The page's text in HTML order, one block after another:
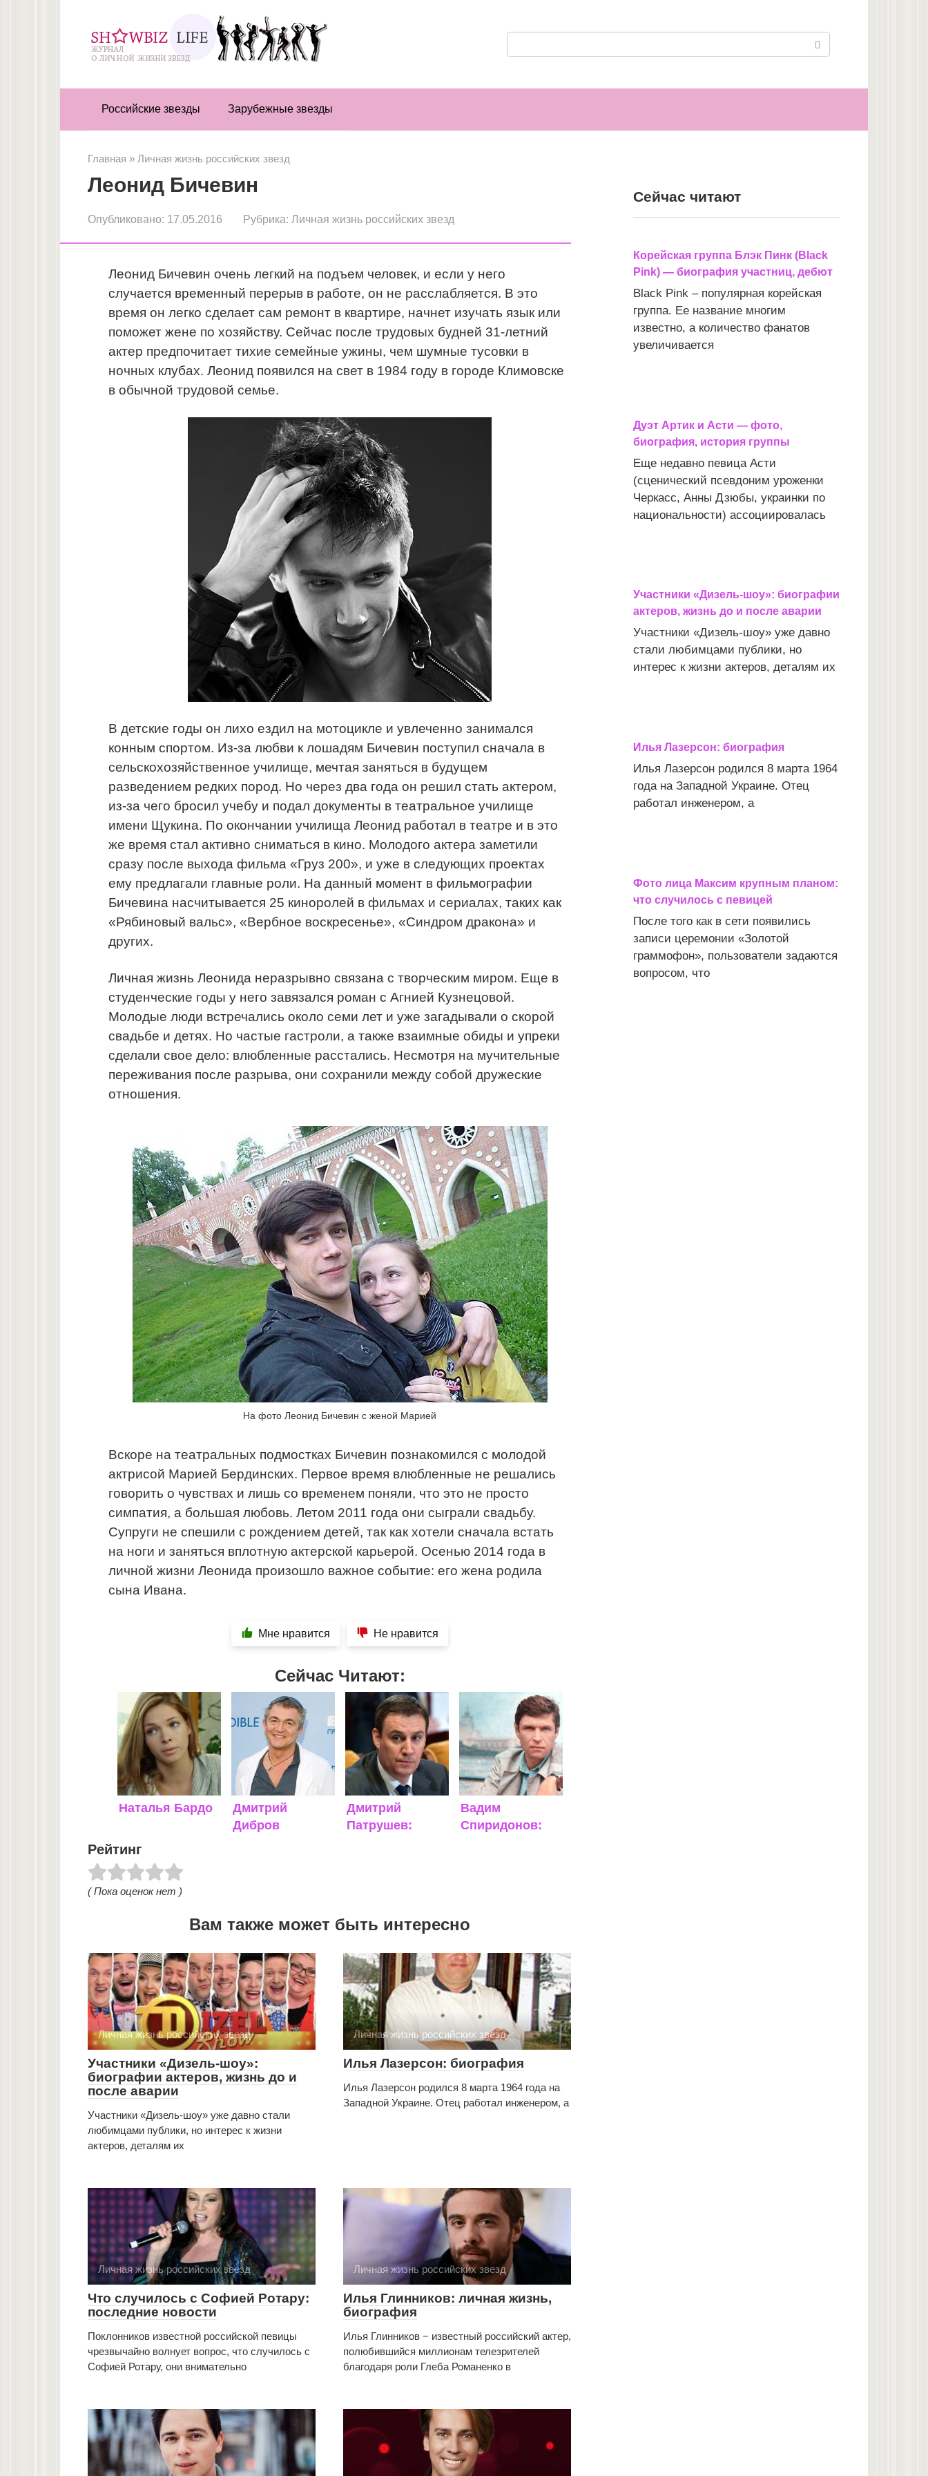
Российские звезды Зарубежные звезды
Главная » Личная жизнь российских звезд
Леонид Бичевин
Опубликовано: 17.05.2016 Рубрика: Личная жизнь российских звезд
Леонид Бичевин очень легкий на подъем человек, и если у него
случается временный перерыв в работе, он не расслабляется. В это
время он легко сделает сам ремонт в квартире, начнет изучать язык или
поможет жене по хозяйству. Сейчас после трудовых будней 31-летний
актер предпочитает тихие семейные ужины, чем шумные тусовки в
ночных клубах. Леонид появился на свет в 1984 году в городе Климовске
в обычной трудовой семье.
В детские годы он лихо ездил на мотоцикле и увлеченно занимался
конным спортом. Из-за любви к лошадям Бичевин поступил сначала в
сельскохозяйственное училище, мечтая заняться в будущем
разведением редких пород. Но через два года он решил стать актером,
из-за чего бросил учебу и подал документы в театральное училище
имени Щукина. По окончании училища Леонид работал в театре и в это
же время стал активно сниматься в кино. Молодого актера заметили
сразу после выхода фильма «Груз 200», и уже в следующих проектах
ему предлагали главные роли. На данный момент в фильмографии
Бичевина насчитывается 25 киноролей в фильмах и сериалах, таких как
«Рябиновый вальс», «Вербное воскресенье», «Синдром дракона» и
других.
Личная жизнь Леонида неразрывно связана с творческим миром. Еще в
студенческие годы у него завязался роман с Агнией Кузнецовой.
Молодые люди встречались около семи лет и уже загадывали о скорой
свадьбе и детях. Но частые гастроли, а также взаимные обиды и упреки
сделали свое дело: влюбленные расстались. Несмотря на мучительные
переживания после разрыва, они сохранили между собой дружеские
отношения.
На фото Леонид Бичевин с женой Марией
Вскоре на театральных подмостках Бичевин познакомился с молодой
актрисой Марией Бердинских. Первое время влюбленные не решались
говорить о чувствах и лишь со временем поняли, что это не просто
симпатия, а большая любовь. Летом 2011 года они сыграли свадьбу.
Супруги не спешили с рождением детей, так как хотели сначала встать
на ноги и заняться вплотную актерской карьерой. Осенью 2014 года в
личной жизни Леонида произошло важное событие: его жена родила
сына Ивана.
Мне нравится Не нравится
Сейчас Читают:
Наталья Бардо
Дмитрий
Дибров
Дмитрий
Патрушев:
Вадим
Спиридонов:
Рейтинг
( Пока оценок нет )
Вам также может быть интересно
Личная жизнь российских звезд
Участники «Дизель-шоу»:
биографии актеров, жизнь до и
после аварии
Участники «Дизель-шоу» уже давно стали
любимцами публики, но интерес к жизни
актеров, деталям их
Личная жизнь российских звезд
Илья Лазерсон: биография
Илья Лазерсон родился 8 марта 1964 года на
Западной Украине. Отец работал инженером, а
Личная жизнь российских звезд
Что случилось с Софией Ротару:
последние новости
Поклонников известной российской певицы
чрезвычайно волнует вопрос, что случилось с
Софией Ротару, они внимательно
Личная жизнь российских звезд
Илья Глинников: личная жизнь,
биография
Илья Глинников − известный российский актер,
полюбившийся миллионам телезрителей
благодаря роли Глеба Романенко в
Сейчас читают
Корейская группа Блэк Пинк (Black
Pink) — биография участниц, дебют
Black Pink – популярная корейская
группа. Ее название многим
известно, а количество фанатов
увеличивается
Дуэт Артик и Асти — фото,
биография, история группы
Еще недавно певица Асти
(сценический псевдоним уроженки
Черкасс, Анны Дзюбы, украинки по
национальности) ассоциировалась
Участники «Дизель-шоу»: биографии
актеров, жизнь до и после аварии
Участники «Дизель-шоу» уже давно
стали любимцами публики, но
интерес к жизни актеров, деталям их
Илья Лазерсон: биография
Илья Лазерсон родился 8 марта 1964
года на Западной Украине. Отец
работал инженером, а
Фото лица Максим крупным планом:
что случилось с певицей
После того как в сети появились
записи церемонии «Золотой
граммофон», пользователи задаются
вопросом, что